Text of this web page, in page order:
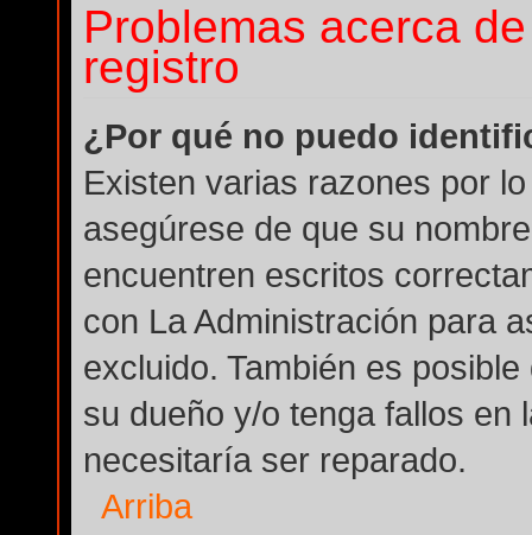
Problemas acerca
registro
¿Por qué no puedo
Existen varias razones por
asegúrese de que su
encuentren escritos
con La Administración para
excluido. También es
su dueño y/o tenga fallos en
necesitaría ser reparado.
Arriba